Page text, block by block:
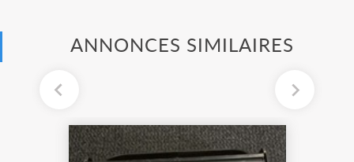
ANNONCES SIMILAIRES